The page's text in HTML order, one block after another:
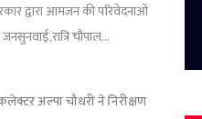
द्वारा आमजन की परिवेदनाओं
चौपाल...